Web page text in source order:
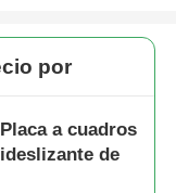
por
a cuadros
de